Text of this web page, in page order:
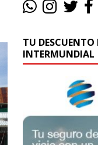
TU
INTERMUNDIAL